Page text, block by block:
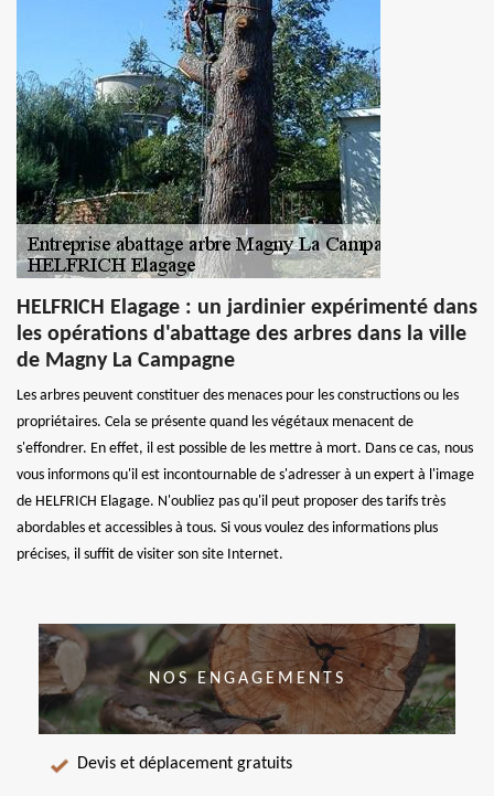
HELFRICH Elagage : un jardinier expérimenté dans
les opérations d'abattage des arbres dans la ville
de Magny La Campagne
Les arbres peuvent constituer des menaces pour les constructions ou les
propriétaires. Cela se présente quand les végétaux menacent de
s'effondrer. En effet, il est possible de les mettre à mort. Dans ce cas, nous
vous informons qu'il est incontournable de s'adresser à un expert à l'image
de HELFRICH Elagage. N'oubliez pas qu'il peut proposer des tarifs très
abordables et accessibles à tous. Si vous voulez des informations plus
précises, il suffit de visiter son site Internet.
NOS ENGAGEMENTS
Devis et déplacement gratuits